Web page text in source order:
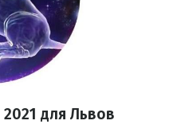
2021 для Львов